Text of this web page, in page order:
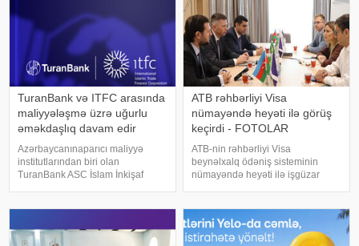
TuranBank və ITFC arasında
maliyyələşmə üzrə uğurlu
əməkdaşlıq davam edir
Azərbaycanınaparıcı maliyyə
institutlarından biri olan
TuranBank ASC İslam İnkişaf
Korporasiyası(ITFC) ilə uğurlu
veri
ATB rəhbərliyi Visa
nümayəndə heyəti ilə görüş
keçirdi - FOTOLAR
ATB-nin rəhbərliyi Visa
beynəlxalq ödəniş sisteminin
nümayəndə heyəti ilə işgüzar
arasında strateji əməkdaşlığın
daha da genişləndirilməsi,
innovativ ödəni